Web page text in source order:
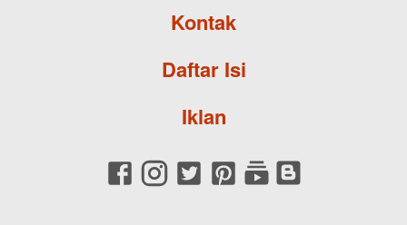
Kontak
Daftar Isi
Iklan